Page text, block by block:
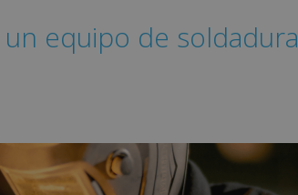
equipo de soldadura